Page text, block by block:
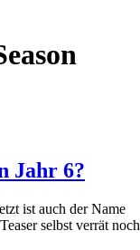
Jahr 6?
ist auch der Name
selbst verrät noch